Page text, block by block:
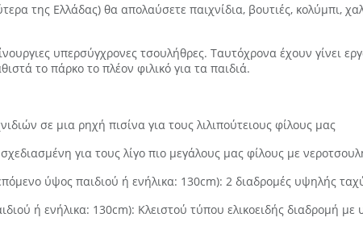
της Ελλάδας) θα απολαύσετε παιχνίδια, βουτιές, κολύμπι,
υπερσύγχρονες τσουλήθρες. Ταυτόχρονα έχουν γίνει
το πάρκο το πλέον φιλικό για τα παιδιά.
σε μια ρηχή πισίνα για τους λιλιπούτειους φίλους μας
για τους λίγο πιο μεγάλους μας φίλους με
ύψος παιδιού ή ενήλικα: 130cm): 2 διαδρομές υψηλής
ή ενήλικα: 130cm): Κλειστού τύπου ελικοειδής διαδρομή